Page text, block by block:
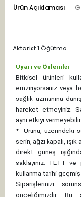
Ürün Açıklaması
Aktarist 1 Öğütme
Uyarı ve Önlemler
Bitkisel ürünleri
emziriyorsanız veya
sağlık uzmanına
hareket etmeyiniz.
aynı etkiyi vermeyebilir.
*
Ürünü, üzerindeki
serin, ağzı kapalı,
direkt güneş
saklayınız. TETT ve
kullanma tarihi geçmiş
Siparişlerinizi
önceliğimizdir. Bu